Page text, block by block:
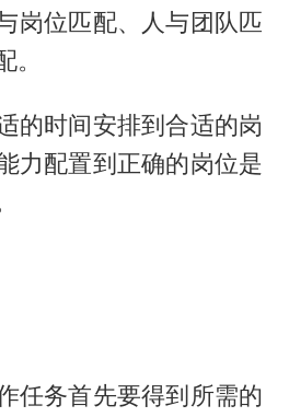
位匹配、人与团队匹
的时间安排到合适的岗
力配置到正确的岗位是
任务首先要得到所需的